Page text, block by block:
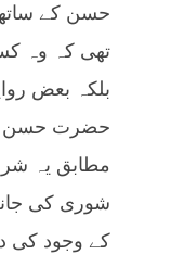
حسن کے
تھی کہ وہ
بلکہ بعض
حضرت حسن
مطابق یہ
شوری کی
کے وجود کی